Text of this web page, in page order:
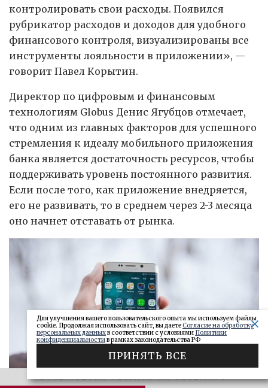
контролировать свои расходы. Появился
рубрикатор расходов и доходов для удобного
финансового контроля, визуализированы все
инструменты лояльности в приложении», —
говорит Павел Корытин.
Директор по цифровым и финансовым
технологиям Globus Денис Ягубцов отмечает,
что одним из главных факторов для успешного
стремления к идеалу мобильного приложения
банка является достаточность ресурсов, чтобы
поддерживать уровень постоянного развития.
Если после того, как приложение внедряется,
его не развивать, то в среднем через 2-3 месяца
оно начнет отставать от рынка.
Для улучшения вашего пользовательского опыта мы используем файлы
cookie. Продолжая использовать сайт, вы даетеСогласие на обработку
персональных данныхв соответствии с условиями Политики
конфиденциальностив рамках законодательства РФ
ПРИНЯТЬ ВСЕ
ЭФФЕКТИВНАЯ РЕКЛАМА НА OBOZ.INFO